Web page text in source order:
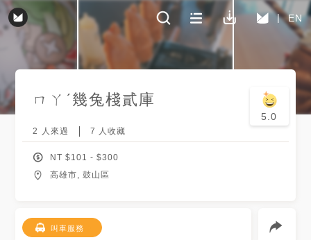
EN
ㄇㄚˊ幾兔棧貳庫
5.0
2 人來過 7 人收藏
NT $101 - $300
高雄市, 鼓山區
叫車服務